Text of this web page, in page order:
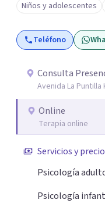
persona se pueda
ritmo. Si estás atravesando un momento difícil o
simplemente sientes
respetando tu
Niños y adolescentes
Teléfono
Consulta
Avenida La Puntilla
Online
Terapia online
Servicios y
Psicología
Psicología